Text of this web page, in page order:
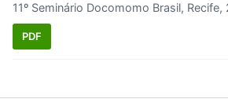
11º Seminário Docomomo Brasil, Recife,
PDF